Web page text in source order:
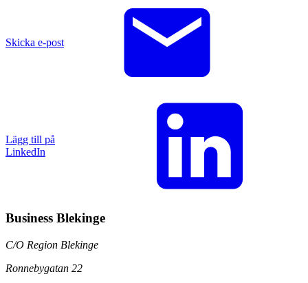
Skicka e-post
Lägg till på
LinkedIn
Business Blekinge
C/O Region Blekinge
Ronnebygatan 22